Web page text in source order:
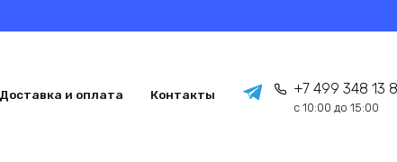
Доставка и оплата Контакты +7 499 348 13
с 10:00 до 15:00